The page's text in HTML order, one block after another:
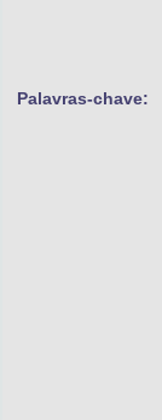
Palavras-chave: